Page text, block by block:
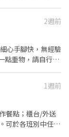
- 17:00｜時薪
翔路 RC8📍桃園市
園市大園區開和
：
的姓名+電話+職缺
｜08:00-17:00、
－23:00➡️
－06:00、
#搞笑專員陪你抬
2週前
心手腳快，無經驗
1週前